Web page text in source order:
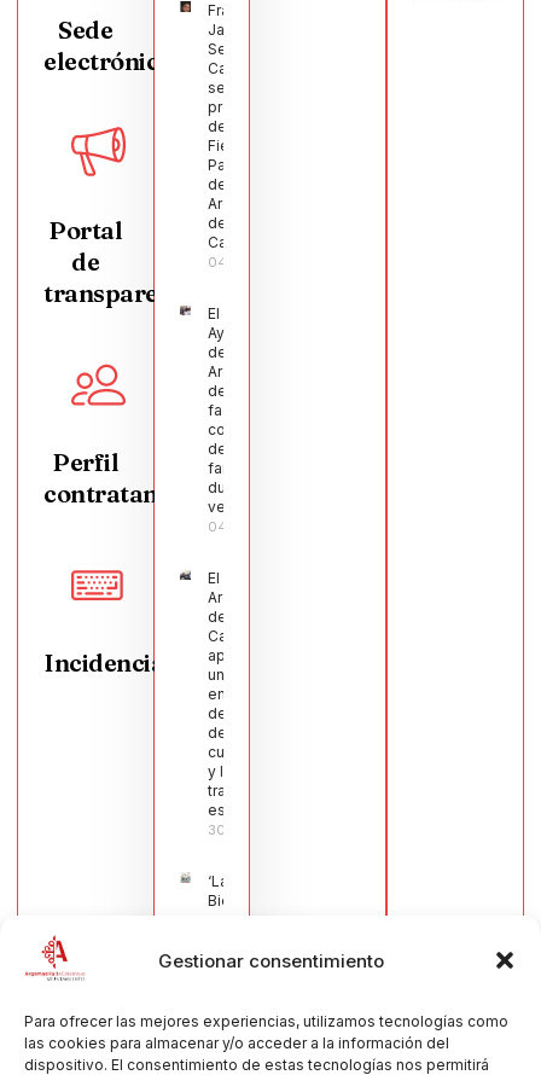
Gestionar consentimiento
Para ofrecer las mejores experiencias, utilizamos tecnologías como
las cookies para almacenar y/o acceder a la información del
dispositivo. El consentimiento de estas tecnologías nos permitirá
Sede
electrónica
Portal
de
transparencia
Perfil
contratante
Incidencias
Francisco
Javier
Segura
Castellanos
será el
pregonero
de las
Fiestas
Patronales
de
Argamasilla
de
Calatrava
04/08/2026
El
Ayuntamiento
de
Argamasilla
de Calatrava
facilita la
conciliación
de 200
familias
durante el
verano
04/08/2026
El Pleno de
Argamasilla
de
Calatrava
aprueba
una moción
en defensa
del sector
de la
cuchillería
y la navaja
tradicional
española
30/07/2026
‘La
Bienvenida’,
estampa de
de la Virgen
Muñoz
Muñoz,
anuncia las